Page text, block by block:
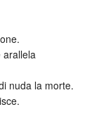
arallela
nuda la morte.